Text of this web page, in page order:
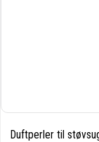
Duftperler til